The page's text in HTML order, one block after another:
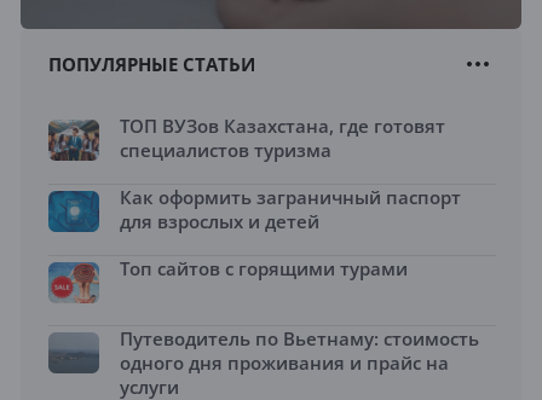
ПОПУЛЯРНЫЕ СТАТЬИ
ТОП ВУЗов Казахстана, где готовят
специалистов туризма
Как оформить заграничный паспорт
для взрослых и детей
Топ сайтов с горящими турами
Путеводитель по Вьетнаму: стоимость
одного дня проживания и прайс на
услуги